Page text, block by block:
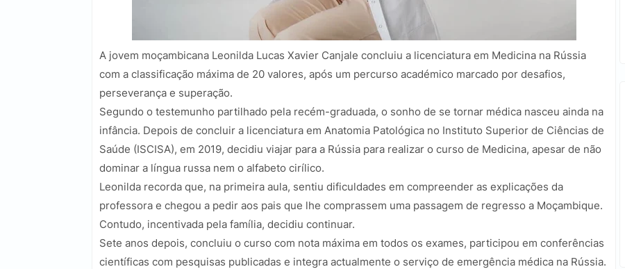
A jovem moçambicana Leonilda Lucas Xavier Canjale concluiu a licenciatura em Medicina na Rússia
com a classificação máxima de 20 valores, após um percurso académico marcado por desafios,
perseverança e superação.
Segundo o testemunho partilhado pela recém-graduada, o sonho de se tornar médica nasceu ainda na
infância. Depois de concluir a licenciatura em Anatomia Patológica no Instituto Superior de Ciências de
Saúde (ISCISA), em 2019, decidiu viajar para a Rússia para realizar o curso de Medicina, apesar de não
dominar a língua russa nem o alfabeto cirílico.
Leonilda recorda que, na primeira aula, sentiu dificuldades em compreender as explicações da
professora e chegou a pedir aos pais que lhe comprassem uma passagem de regresso a Moçambique.
Contudo, incentivada pela família, decidiu continuar.
Sete anos depois, concluiu o curso com nota máxima em todos os exames, participou em conferências
científicas com pesquisas publicadas e integra actualmente o serviço de emergência médica na Rússia.